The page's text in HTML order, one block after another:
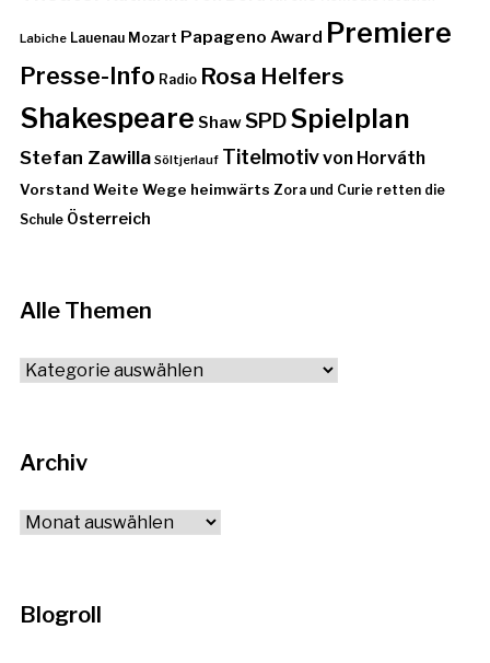
Labiche Lauenau Mozart Papageno Award Premiere
Presse-Info Radio Rosa Helfers
Shakespeare ShawSPDSpielplan
Stefan Zawilla Söltjerlauf Titelmotivvon Horváth
Vorstand Weite Wege heimwärts Zora und Curie retten die
Schule Österreich
Alle Themen
Alle
Archiv
Archiv
Blogroll